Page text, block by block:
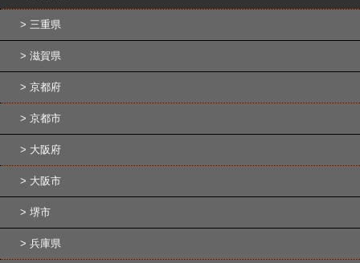
三重県
滋賀県
京都府
京都市
大阪府
大阪市
堺市
兵庫県